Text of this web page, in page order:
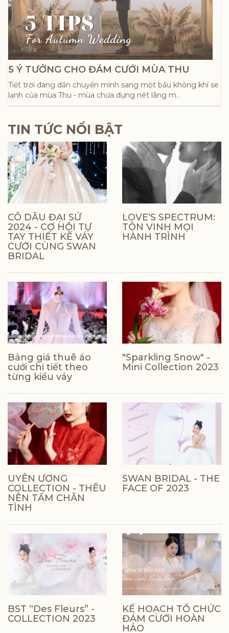
5 Ý TƯỞNG CHO ĐÁM CƯỚI MÙA THU
Tiết trời đang dần chuyển mình sang một bầu không khí se
lạnh của mùa Thu - mùa chứa đựng nét lãng m..
TIN TỨC NỔI BẬT
CÔ DÂU ĐẠI SỨ
2024 - CƠ HỘI TỰ
TAY THIẾT KẾ VÁY
CƯỚI CÙNG SWAN
BRIDAL
LOVE‘S SPECTRUM:
TÔN VINH MỌI
HÀNH TRÌNH
Bảng giá thuê áo
cưới chi tiết theo
từng kiểu váy
"Sparkling Snow" -
Mini Collection 2023
UYÊN ƯƠNG
COLLECTION - THÊU
NÊN TẤM CHÂN
TÌNH
SWAN BRIDAL - THE
FACE OF 2023
BST “Des Fleurs” -
COLLECTION 2023
KẾ HOẠCH TỔ CHỨC
ĐÁM CƯỚI HOÀN
HẢO